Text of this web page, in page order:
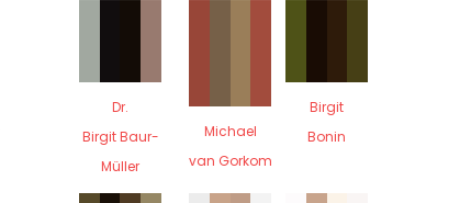
Dr.
Birgit Baur-
Müller
Michael
van Gorkom
Birgit
Bonin